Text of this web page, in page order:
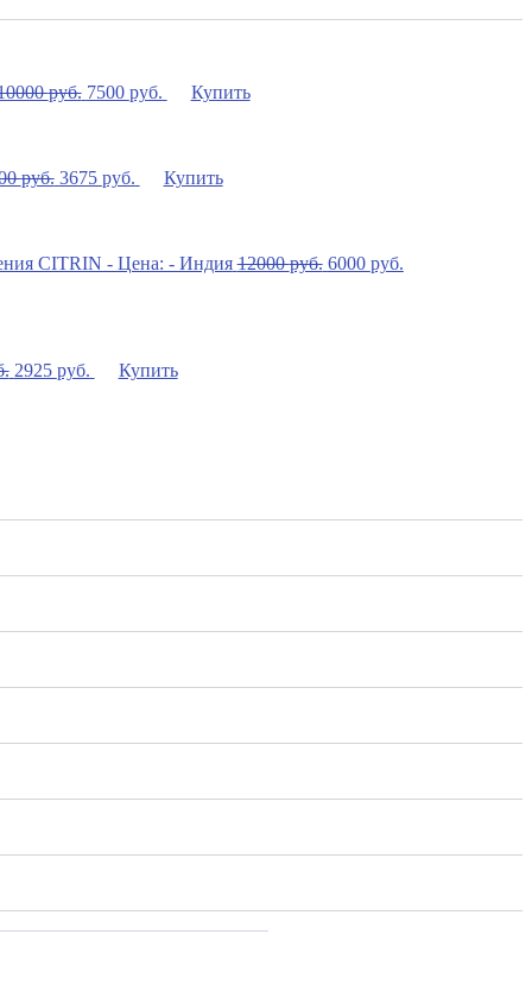
руб. 7500 руб. Купить
руб. 3675 руб. Купить
12000руб. 6000 руб.
2925 руб. Купить